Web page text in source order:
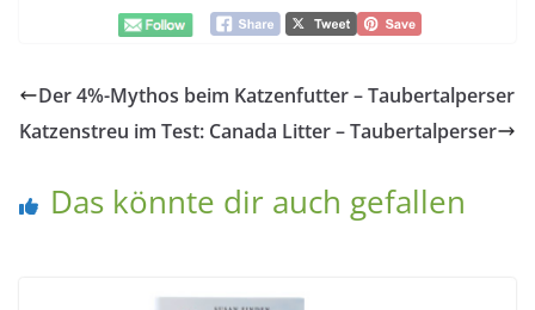
Der 4%-Mythos beim Katzenfutter – Taubertalperser
Katzenstreu im Test: Canada Litter – Taubertalperser
Das könnte dir auch gefallen